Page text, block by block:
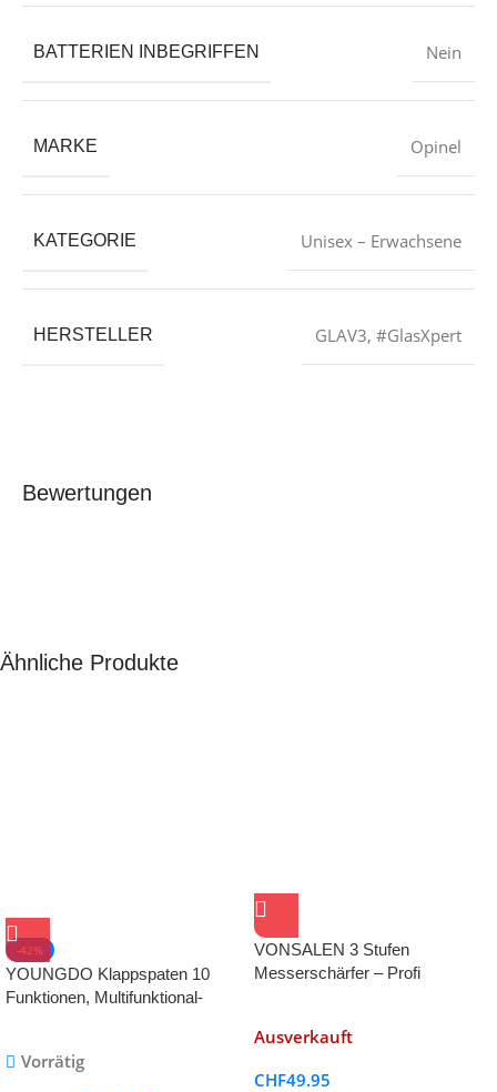
BATTERIEN INBEGRIFFEN ‎Nein
MARKE ‎Opinel
KATEGORIE ‎Unisex – Erwachsene
HERSTELLER ‎GLAV3, #GlasXpert
Bewertungen
Ähnliche Produkte
-42%
YOUNGDO Klappspaten 10
Funktionen, Multifunktional-
Vorrätig
VONSALEN 3 Stufen
Messerschärfer – Profi
Ausverkauft
CHF49.95